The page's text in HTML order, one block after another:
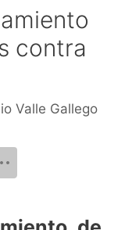
contra
Valle Gallego